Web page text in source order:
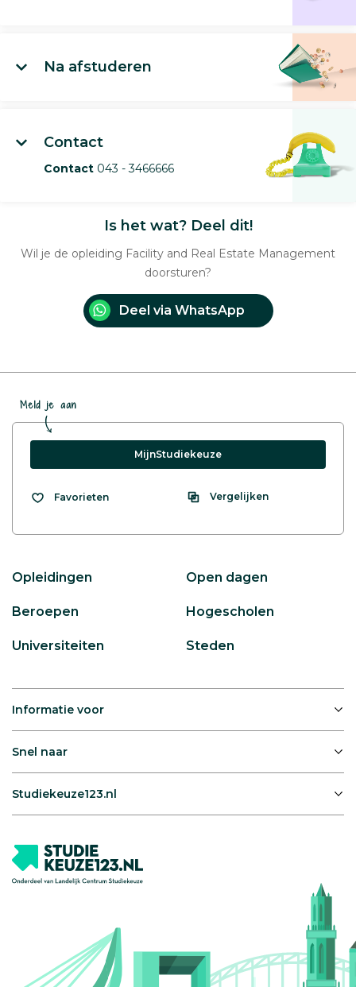
Na afstuderen
Contact
Contact 043 - 3466666
Is het wat? Deel dit!
Wil je de opleiding Facility and Real Estate Management
doorsturen?
Deel via WhatsApp
Meld je aan
MijnStudiekeuze
Favorieten Vergelijken
Opleidingen Open dagen
Beroepen Hogescholen
Universiteiten Steden
Informatie voor
Snel naar
Studiekeuze123.nl